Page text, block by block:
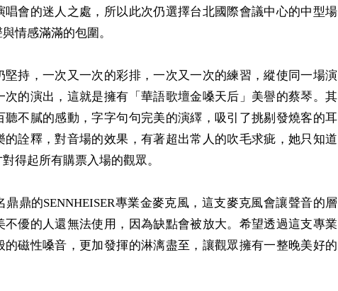
唱會的迷人之處，所以此次仍選擇台北國際會議中心的中型場
情感滿滿的包圍。
堅持，一次又一次的彩排，一次又一次的練習，縱使同一場演
次的演出，這就是擁有「華語歌壇金嗓天后」美譽的蔡琴。其
聽不膩的感動，字字句句完美的演繹，吸引了挑剔發燒客的耳
的詮釋，對音場的效果，有著超出常人的吹毛求疵，她只知道
得起所有購票入場的觀眾。
鼎鼎的SENNHEISER專業金麥克風，這支麥克風會讓聲音的層
不優的人還無法使用，因為缺點會被放大。希望透過這支專業
磁性嗓音，更加發揮的淋漓盡至，讓觀眾擁有一整晚美好的